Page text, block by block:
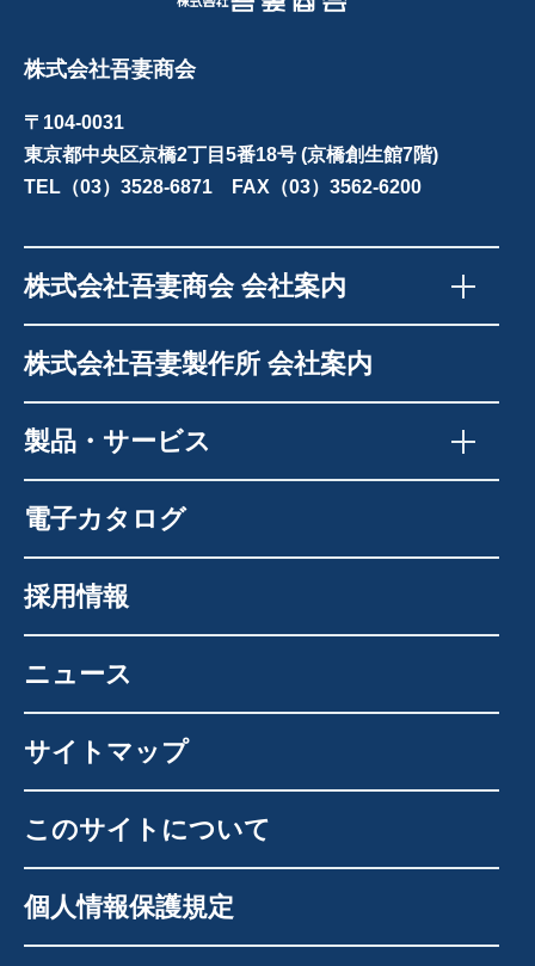
株式会社吾妻商会
〒104-0031
東京都中央区京橋2丁目5番18号 (京橋創生館7階)
TEL（03）3528-6871 FAX（03）3562-6200
株式会社吾妻商会 会社案内
株式会社吾妻製作所 会社案内
製品・サービス
電子カタログ
採用情報
ニュース
サイトマップ
このサイトについて
個人情報保護規定